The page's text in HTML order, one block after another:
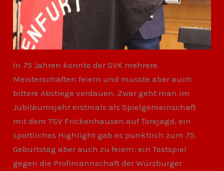
In 75 Jahren konnte der SVK mehrere
Meisterschaften feiern und musste aber auch
bittere Abstiege verdauen. Zwar geht man im
Jubiläumsjahr erstmals als Spielgemeinschaft
mit dem TSV Frickenhausen auf Torejagd, ein
sportliches Highlight gab es pünktlich zum 75.
Geburtstag aber auch zu feiern: ein Testspiel
gegen die Profimannschaft der Würzburger